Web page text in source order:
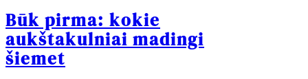
Būk pirma: kokie
aukštakulniai madingi
šiemet